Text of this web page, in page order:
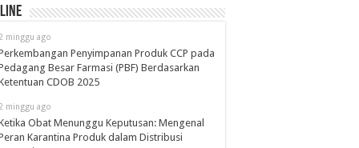
minggu ago
Penyimpanan Produk CCP pada
Besar Farmasi (PBF) Berdasarkan
CDOB 2025
minggu ago
Obat Menunggu Keputusan: Mengenal
Karantina Produk dalam Distribusi